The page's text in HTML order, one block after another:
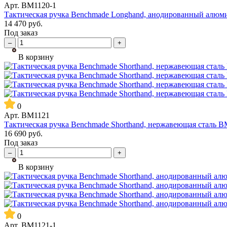
Арт. BM1120-1
Тактическая ручка Benchmade Longhand, анодированный
14 470 руб.
Под заказ
– +
В корзину
0
Арт. BM1121
Тактическая ручка Benchmade Shorthand, нержавеющая сталь
16 690 руб.
Под заказ
– +
В корзину
0